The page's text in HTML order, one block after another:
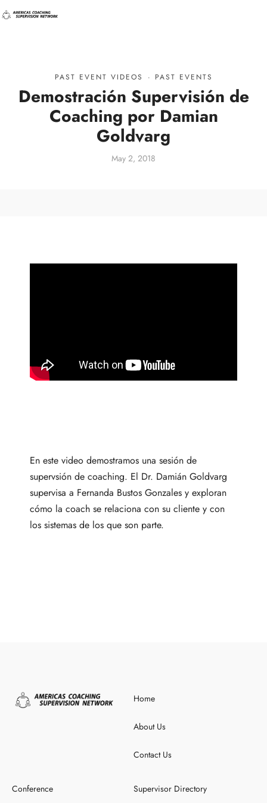
PAST EVENT VIDEOS · PAST EVENTS
Demostración Supervisión de
Coaching por Damian
Goldvarg
May 2, 2018
En este video demostramos una sesión de
supervsión de coaching. El Dr. Damián Goldvarg
supervisa a Fernanda Bustos Gonzales y exploran
cómo la coach se relaciona con su cliente y con
los sistemas de los que son parte.
Home
About Us
Contact Us
Conference Supervisor Directory